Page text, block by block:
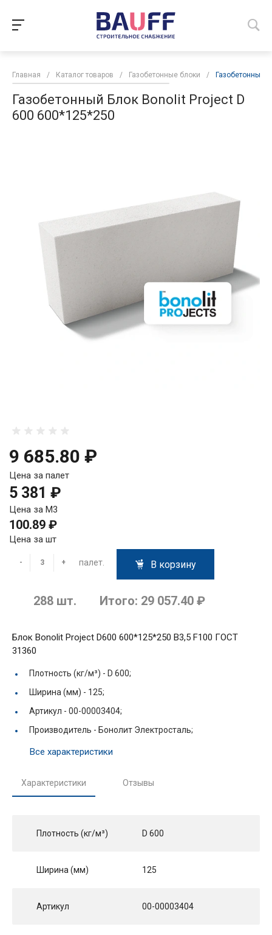
Главная / Каталог товаров / Газобетонные блоки / Газобетонный
Газобетонный Блок Bonolit Project D
600 600*125*250
9 685.80 ₽
Цена за палет
5 381 ₽
Цена за М3
100.89 ₽
Цена за шт
- + палет. В корзину
288 шт. Итого: 29 057.40 ₽
Блок Bonolit Project D600 600*125*250 В3,5 F100 ГОСТ
31360
Плотность (кг/м³) - D 600;
Ширина (мм) - 125;
Артикул - 00-00003404;
Производитель - Бонолит Электросталь;
Все характеристики
Характеристики Отзывы
Плотность (кг/м³) D 600
Ширина (мм) 125
Артикул 00-00003404